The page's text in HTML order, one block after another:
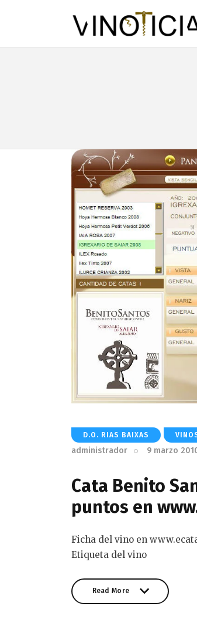
D.O. RIAS BAIXAS
administrador
9 marzo
Cata Benito
puntos en
Ficha del vino en
Etiqueta del vino
Read More